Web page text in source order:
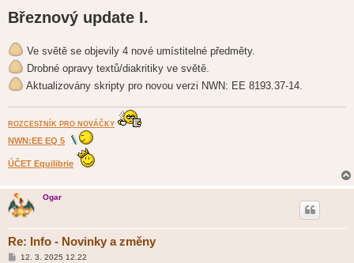
í
s
ě
v
e
k
Březnový update I.
Ve světě se objevily 4 nové umístitelné předměty.
Drobné opravy textů/diakritiky ve světě.
Aktualizovány skripty pro novou verzi NWN: EE 8193.37-14.
ROZCESTNÍK PRO NOVÁČKY
NWN:EE EQ 5
ÚČET Equilibrie
Ogar
Re: Info - Novinky a změny
P12. 3. 2025 12.22